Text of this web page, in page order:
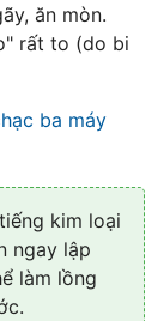
ăn mòn.
rất to (do bi
ba máy
kim loại
ngay lập
làm lồng